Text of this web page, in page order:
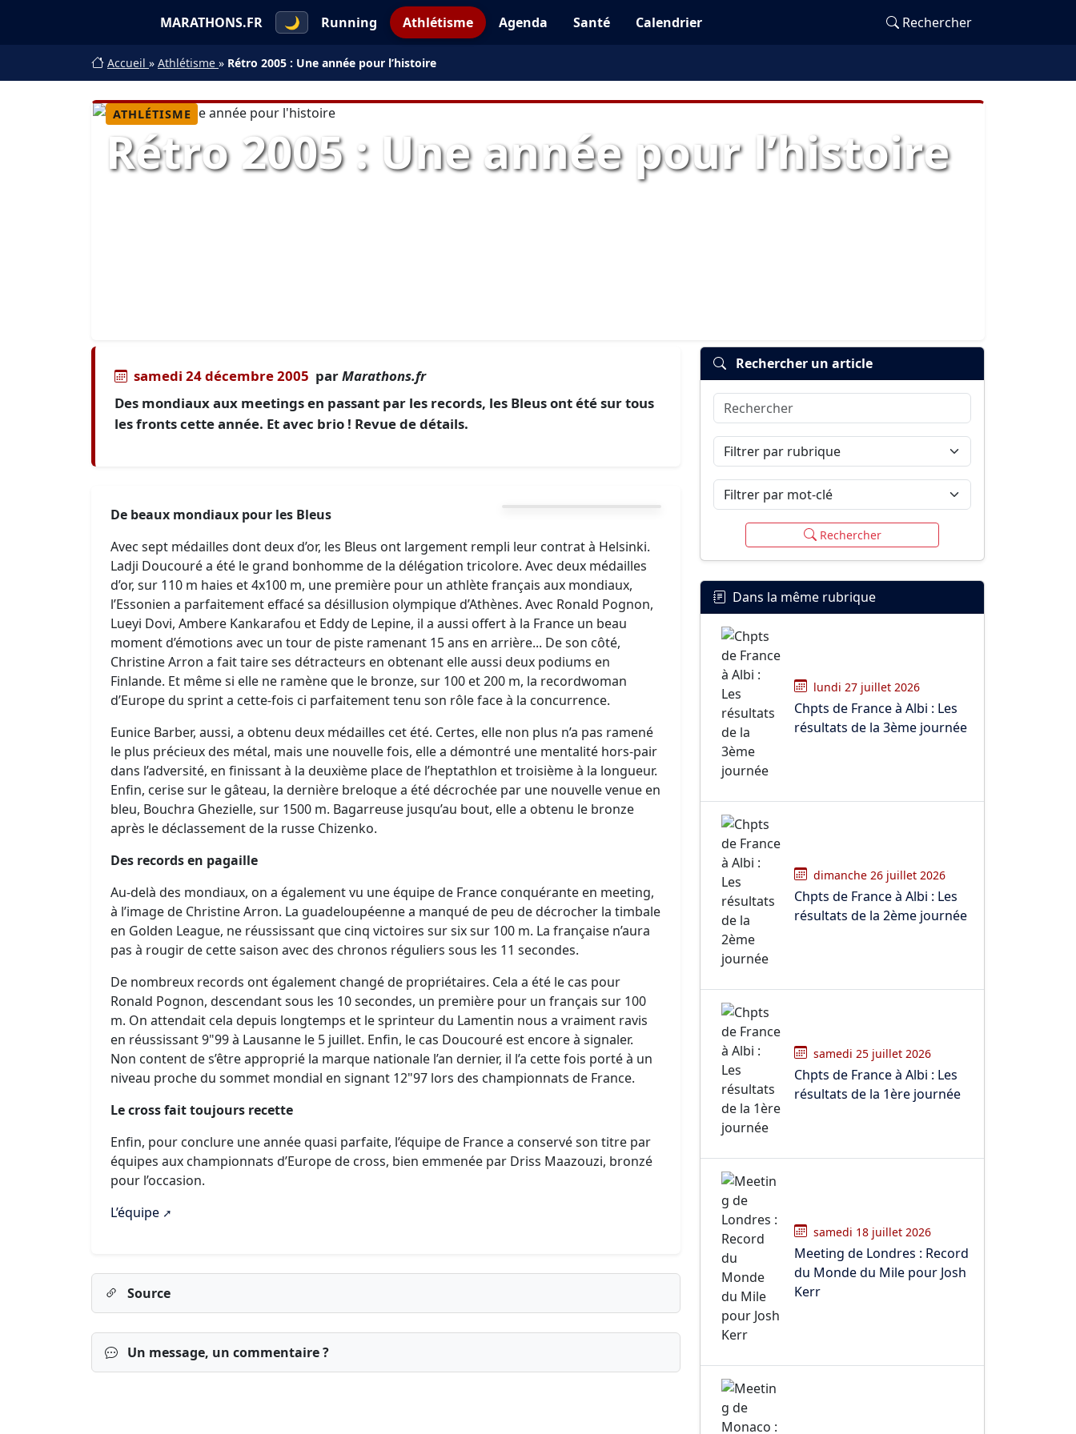
MARATHONS.FR 🌙 Running Athlétisme Agenda Santé Calendrier Rechercher
Accueil » Athlétisme » Rétro 2005 : Une année pour l’histoire
ATHLÉTISME
Rétro 2005 : Une année pour l’histoire
samedi 24 décembre 2005 parMarathons.fr
Des mondiaux aux meetings en passant par les records, les Bleus ont été sur tous
les fronts cette année. Et avec brio ! Revue de détails.
De beaux mondiaux pour les Bleus
Avec sept médailles dont deux d’or, les Bleus ont largement rempli leur contrat à Helsinki.
Ladji Doucouré a été le grand bonhomme de la délégation tricolore. Avec deux médailles
d’or, sur 110 m haies et 4x100 m, une première pour un athlète français aux mondiaux,
l’Essonien a parfaitement effacé sa désillusion olympique d’Athènes. Avec Ronald Pognon,
Lueyi Dovi, Ambere Kankarafou et Eddy de Lepine, il a aussi offert à la France un beau
moment d’émotions avec un tour de piste ramenant 15 ans en arrière... De son côté,
Christine Arron a fait taire ses détracteurs en obtenant elle aussi deux podiums en
Finlande. Et même si elle ne ramène que le bronze, sur 100 et 200 m, la recordwoman
d’Europe du sprint a cette-fois ci parfaitement tenu son rôle face à la concurrence.
Eunice Barber, aussi, a obtenu deux médailles cet été. Certes, elle non plus n’a pas ramené
le plus précieux des métal, mais une nouvelle fois, elle a démontré une mentalité hors-pair
dans l’adversité, en finissant à la deuxième place de l’heptathlon et troisième à la longueur.
Enfin, cerise sur le gâteau, la dernière breloque a été décrochée par une nouvelle venue en
bleu, Bouchra Ghezielle, sur 1500 m. Bagarreuse jusqu’au bout, elle a obtenu le bronze
après le déclassement de la russe Chizenko.
Des records en pagaille
Au-delà des mondiaux, on a également vu une équipe de France conquérante en meeting,
à l’image de Christine Arron. La guadeloupéenne a manqué de peu de décrocher la timbale
en Golden League, ne réussissant que cinq victoires sur six sur 100 m. La française n’aura
pas à rougir de cette saison avec des chronos réguliers sous les 11 secondes.
De nombreux records ont également changé de propriétaires. Cela a été le cas pour
Ronald Pognon, descendant sous les 10 secondes, un première pour un français sur 100
m. On attendait cela depuis longtemps et le sprinteur du Lamentin nous a vraiment ravis
en réussissant 9"99 à Lausanne le 5 juillet. Enfin, le cas Doucouré est encore à signaler.
Non content de s’être approprié la marque nationale l’an dernier, il l’a cette fois porté à un
niveau proche du sommet mondial en signant 12"97 lors des championnats de France.
Le cross fait toujours recette
Enfin, pour conclure une année quasi parfaite, l’équipe de France a conservé son titre par
équipes aux championnats d’Europe de cross, bien emmenée par Driss Maazouzi, bronzé
pour l’occasion.
L’équipe
Source
Un message, un commentaire ?
Rechercher un article
Rechercher
Filtrer par rubrique
Filtrer par mot-clé
Rechercher
Dans la même rubrique
lundi 27 juillet 2026
Chpts de France à Albi : Les
résultats de la 3ème journée
dimanche 26 juillet 2026
Chpts de France à Albi : Les
résultats de la 2ème journée
samedi 25 juillet 2026
Chpts de France à Albi : Les
résultats de la 1ère journée
samedi 18 juillet 2026
Meeting de Londres : Record
du Monde du Mile pour Josh
Kerr